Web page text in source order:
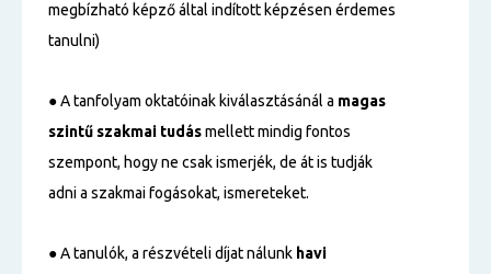
megbízható képző által indított képzésen érdemes
tanulni)
● A tanfolyam oktatóinak kiválasztásánál a magas
szintű szakmai tudásmellett mindig fontos
szempont, hogy ne csak ismerjék, de át is tudják
adni a szakmai fogásokat, ismereteket.
● A tanulók, a részvételi díjat nálunk havi